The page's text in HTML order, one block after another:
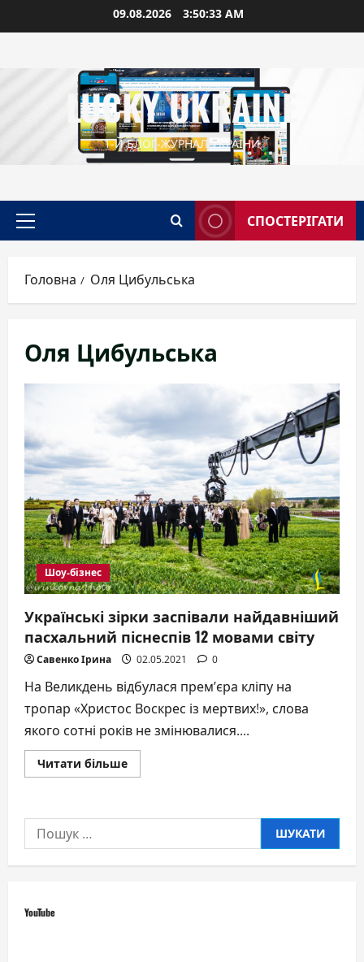
до
09.08.2026 3:50:34 AM
LUCKY UKRAINE
1-Й БЛОГ-ЖУРНАЛ УКРАЇНИ
Головне
СПОСТЕРІГАТИ
Головна Оля Цибульська
Оля Цибульська
Шоу-бізнес
Українські зірки заспівали найдавніший
пасхальний піснеспів 12 мовами світу
Савенко Ірина 02.05.2021 0
На Великдень відбулася прем’єра кліпу на
тропар «Христос Воскрес із мертвих!», слова
якого сотні років не змінювалися....
Читати більшеДокладніше
про
найдавніший
12
мовами
Пошук:
YouTube